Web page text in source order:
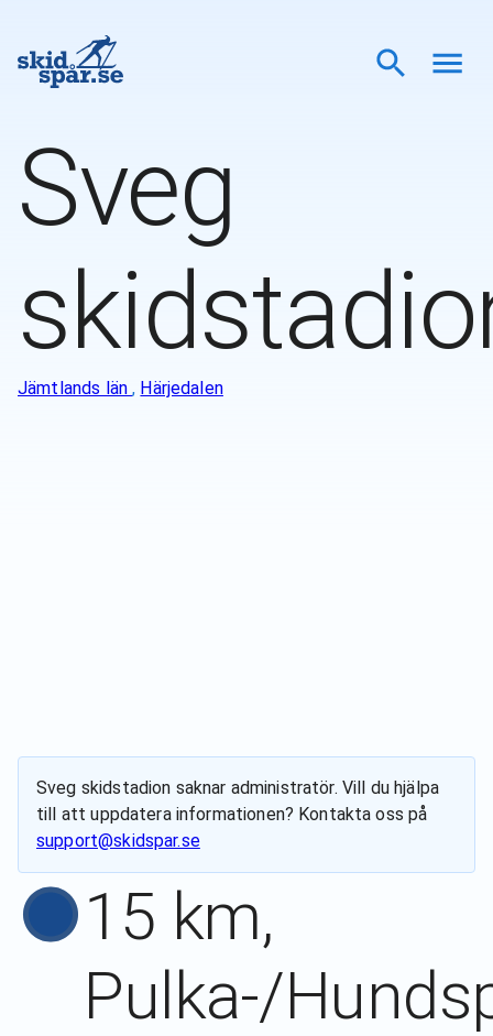
Sveg
Jämtlands län, Härjedalen
Sveg skidstadion saknar administratör. Vill du hjälpa
till att uppdatera informationen? Kontakta oss på
support@skidspar.se
15 km,
Pulka-/